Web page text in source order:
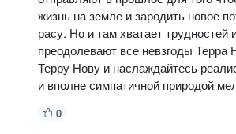
жизнь на земле и зародить новое
расу. Но и там хватает трудностей
преодолевают все невзгоды
Терру Нову и наслаждайтесь
и вполне симпатичной природой
0